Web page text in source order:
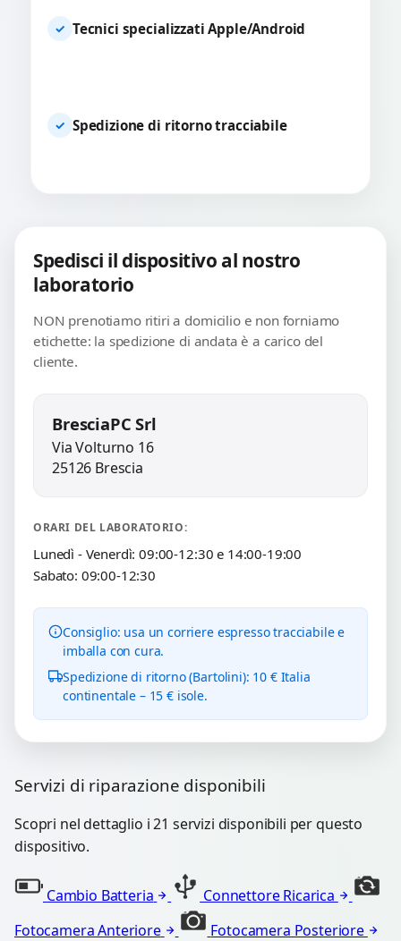
✓ Tecnici specializzati Apple/Android
✓ Spedizione di ritorno tracciabile
Spedisci il dispositivo al nostro
laboratorio
NON prenotiamo ritiri a domicilio e non forniamo
etichette: la spedizione di andata è a carico del
cliente.
BresciaPC Srl
Via Volturno 16
25126 Brescia
ORARI DEL LABORATORIO:
Lunedì - Venerdì: 09:00-12:30 e 14:00-19:00
Sabato: 09:00-12:30
Consiglio: usa un corriere espresso tracciabile e
imballa con cura.
Spedizione di ritorno (Bartolini): 10 € Italia
continentale – 15 € isole.
Servizi di riparazione disponibili
Scopri nel dettaglio i 21 servizi disponibili per questo
dispositivo.
Cambio Batteria
Connettore Ricarica
Fotocamera Anteriore
Fotocamera Posteriore